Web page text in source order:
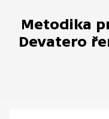
Metodika
Devatero